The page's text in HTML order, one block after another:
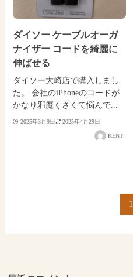
ダイソー ケーブルオーガ
ナイザー コードを綺麗に
伸ばせる
ダイソー大崎店で購入しまし
た。 会社のiPhoneのコードが
かなり邪魔くさくて悩んで...
2025年3月9日 2025年4月29日
KENT
1